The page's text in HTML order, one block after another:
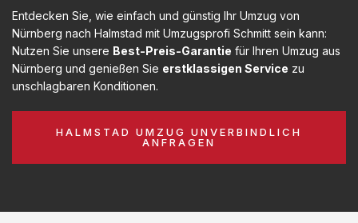
Entdecken Sie, wie einfach und günstig Ihr Umzug von
Nürnberg nach Halmstad mit Umzugsprofi Schmitt sein kann:
Nutzen Sie unsere Best-Preis-Garantie für Ihren Umzug aus
Nürnberg und genießen Sie erstklassigen Service zu
unschlagbaren Konditionen.
HALMSTAD UMZUG UNVERBINDLICH
ANFRAGEN